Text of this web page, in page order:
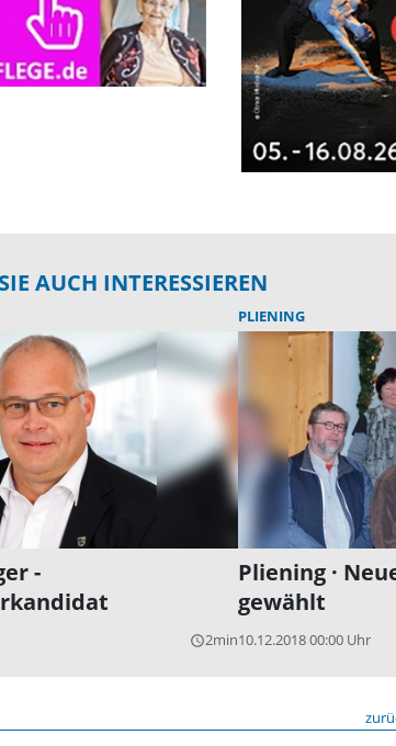
AUCH INTERESSIEREN
-
query_builder2min
PLIENING
Pliening ·
gewählt
10.12.2018 00:00 Uhr